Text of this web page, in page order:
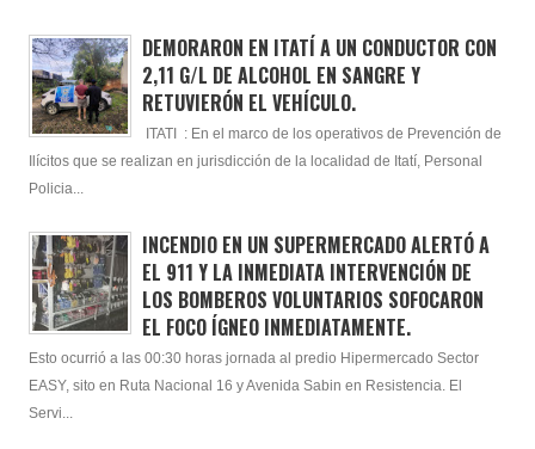
DEMORARON EN ITATÍ A UN CONDUCTOR CON
2,11 G/L DE ALCOHOL EN SANGRE Y
RETUVIERÓN EL VEHÍCULO.
ITATI : En el marco de los operativos de Prevención de
Ilícitos que se realizan en jurisdicción de la localidad de Itatí, Personal
Policia...
INCENDIO EN UN SUPERMERCADO ALERTÓ A
EL 911 Y LA INMEDIATA INTERVENCIÓN DE
LOS BOMBEROS VOLUNTARIOS SOFOCARON
EL FOCO ÍGNEO INMEDIATAMENTE.
Esto ocurrió a las 00:30 horas jornada al predio Hipermercado Sector
EASY, sito en Ruta Nacional 16 y Avenida Sabin en Resistencia. El
Servi...